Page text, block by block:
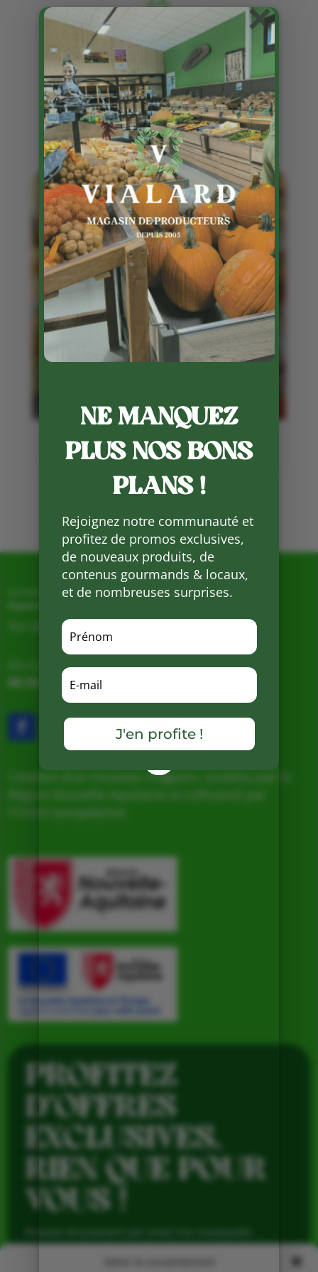
Les articles avec le mot clé :
gatinel
Canettes à rôtir, le retour
20 Sep 2022
La Ferme de Vialard
Sur place, Livraison et Expéditions
Du Lundi au Samedi de 9h à 19h
05.53.31.98.50–
Création d’un nouveau magasin, soutenu par la
PROFITEZ
D’OFFRES
EXCLUSIVES,
RIEN QUE POUR
VOUS !
avantages réservés aux abonnés et produits de saison,
NE MANQUEZ
PLUS NOS BONS
PLANS !
Rejoignez notre communauté et
profitez de promos exclusives,
de nouveaux produits, de
contenus gourmands & locaux,
et de nombreuses surprises.
J'en profite !
×